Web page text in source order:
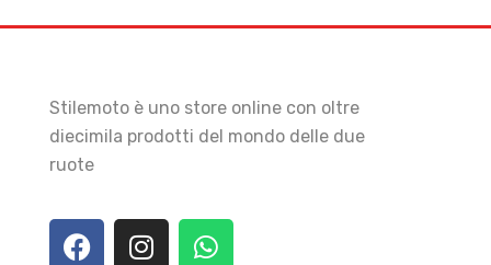
Stilemoto è uno store online con oltre
diecimila prodotti del mondo delle due
ruote